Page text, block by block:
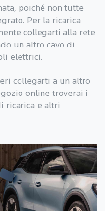
poiché non tutte
Per la ricarica
collegarti alla rete
un altro cavo di
elettrici.
collegarti a un altro
online troverai i
ricarica e altri